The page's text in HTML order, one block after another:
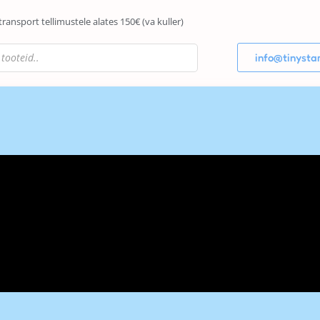
tellimustele alates 150€ (va kuller)